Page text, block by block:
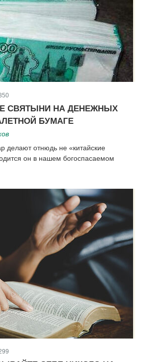
СВЯТЫНИ НА ДЕНЕЖНЫХ
БУМАГЕ
делают отнюдь не «китайские
он в нашем богоспасаемом